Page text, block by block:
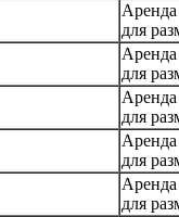
Аренда
для
Аренда
для
Аренда
для
Аренда
для
Аренда
для